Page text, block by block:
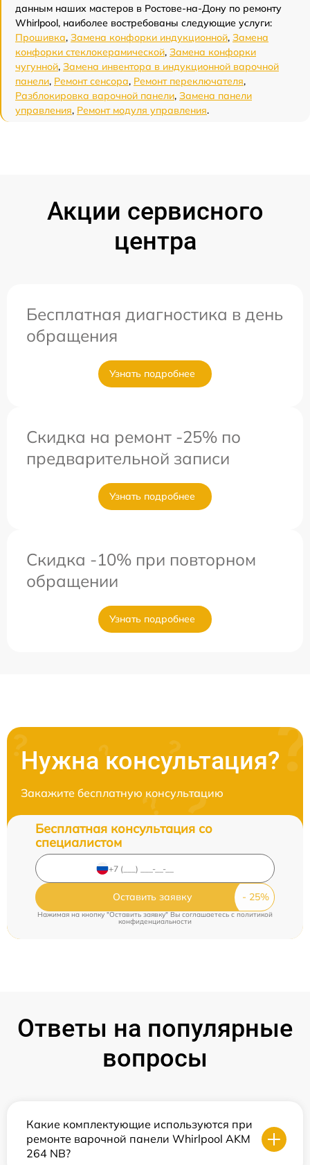
данным наших мастеров в Ростове-на-Дону по ремонту
Whirlpool, наиболее востребованы следующие услуги:
Прошивка, Замена конфорки индукционной, Замена
конфорки стеклокерамической, Замена конфорки
чугунной, Замена инвентора в индукционной варочной
панели, Ремонт сенсора, Ремонт переключателя,
Разблокировка варочной панели, Замена панели
управления, Ремонт модуля управления.
Акции сервисного
центра
Бесплатная диагностика в день
обращения
Узнать подробнее
Скидка на ремонт -25% по
предварительной записи
Узнать подробнее
Скидка -10% при повторном
обращении
Узнать подробнее
Нужна консультация?
Закажите бесплатную консультацию
Бесплатная консультация со
специалистом
Оставить заявку
Нажимая на кнопку "Оставить заявку" Вы соглашаетесь c политикой
конфиденциальности
Ответы на популярные
вопросы
Какие комплектующие используются при
ремонте варочной панели Whirlpool AKM
264 NB?